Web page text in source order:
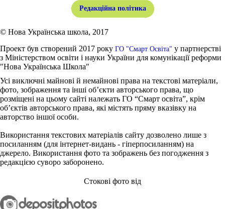
Редакційна політика
© Нова Українська школа, 2017
Проект був створений 2017 року ГО "Смарт Освіта" у партнерстві
з Міністерством освіти і науки України для комунікації реформи
"Нова Українська Школа"
Усі виключні майнові й немайнові права на текстові матеріали,
фото, зображення та інші об’єкти авторського права, що
розміщені на цьому сайті належать ГО “Смарт освіта”, крім
об’єктів авторського права, які містять пряму вказівку на
авторство іншої особи.
Використання текстових матеріалів сайту дозволено лише з
посиланням (для інтернет-видань - гіперпосиланням) на
джерело. Використання фото та зображень без погодження з
редакцією суворо заборонено.
Стокові фото від